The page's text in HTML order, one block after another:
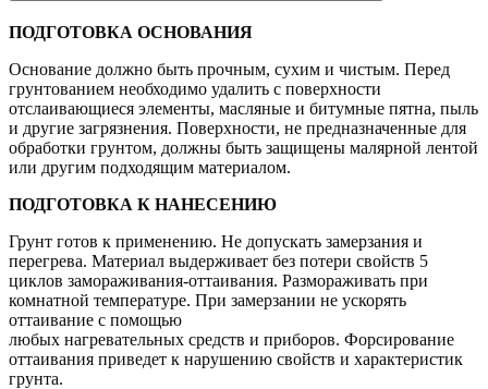
ПОДГОТОВКА ОСНОВАНИЯ
Основание должно быть прочным, сухим и чистым. Перед
грунтованием необходимо удалить с поверхности
отслаивающиеся элементы, масляные и битумные пятна, пыль
и другие загрязнения. Поверхности, не предназначенные для
обработки грунтом, должны быть защищены малярной лентой
или другим подходящим материалом.
ПОДГОТОВКА К НАНЕСЕНИЮ
Грунт готов к применению. Не допускать замерзания и
перегрева. Материал выдерживает без потери свойств 5
циклов замораживания-оттаивания. Размораживать при
комнатной температуре. При замерзании не ускорять
оттаивание с помощью
любых нагревательных средств и приборов. Форсирование
оттаивания приведет к нарушению свойств и характеристик
грунта.